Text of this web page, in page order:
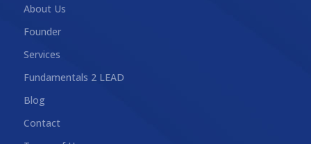
About Us
Founder
Services
Fundamentals 2 LEAD
Blog
Contact